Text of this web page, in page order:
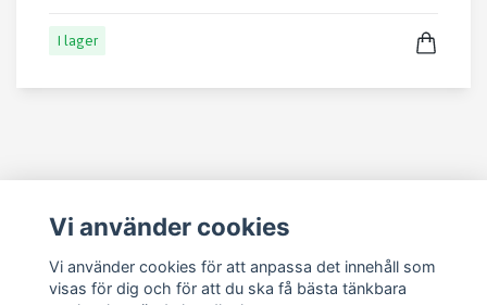
I lager
Läs mer
Kontakt
Vi använder cookies
Vi använder cookies för att anpassa det innehåll som
visas för dig och för att du ska få bästa tänkbara